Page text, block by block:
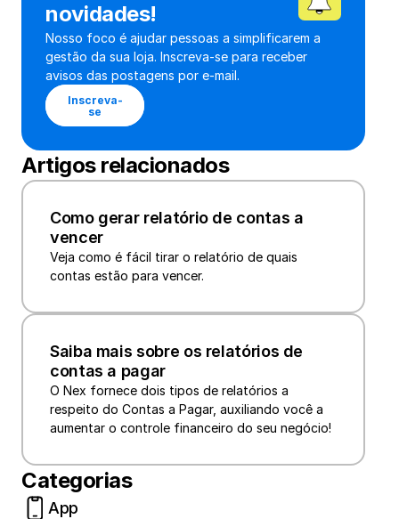
novidades!
Nosso foco é ajudar pessoas a simplificarem a
gestão da sua loja. Inscreva-se para receber
avisos das postagens por e-mail.
Inscreva-
se
Artigos relacionados
Como gerar relatório de contas a
vencer
Veja como é fácil tirar o relatório de quais
contas estão para vencer.
Saiba mais sobre os relatórios de
contas a pagar
O Nex fornece dois tipos de relatórios a
respeito do Contas a Pagar, auxiliando você a
aumentar o controle financeiro do seu negócio!
Categorias
App